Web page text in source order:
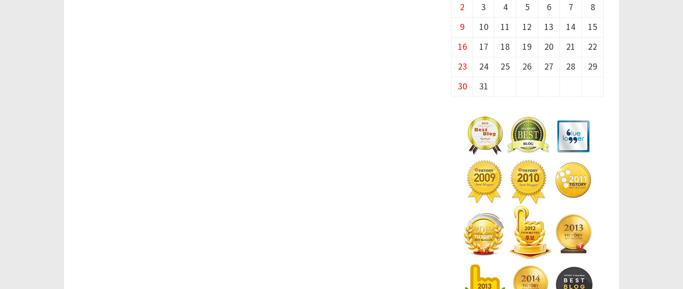
2 3 4 5 6 7 8
9 10 11 12 13 14 15
16 17 18 19 20 21 22
23 24 25 26 27 28 29
30 31